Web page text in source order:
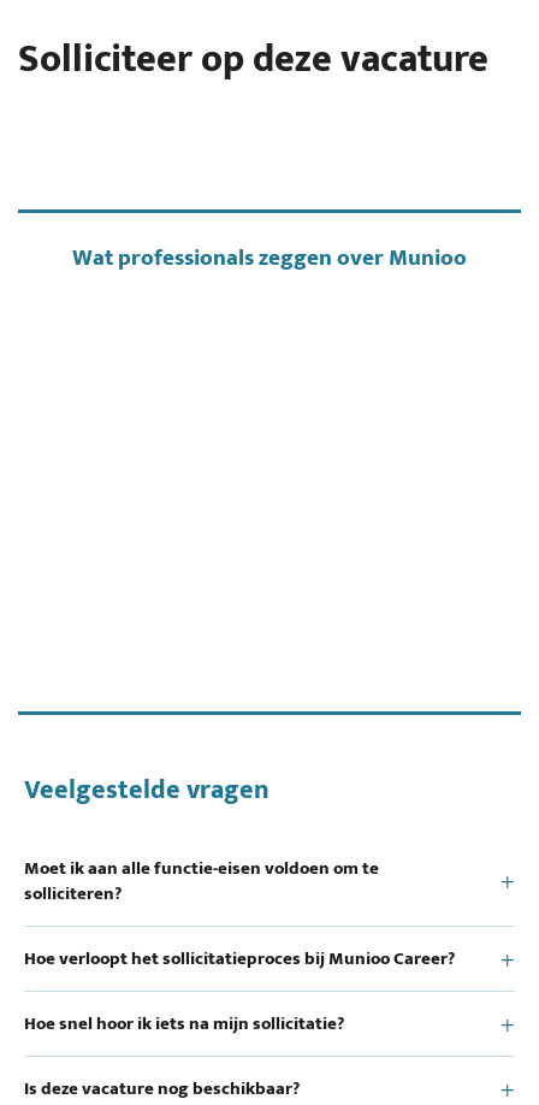
Solliciteer op deze vacature
Wat professionals zeggen over Munioo
Veelgestelde vragen
Moet ik aan alle functie-eisen voldoen om te
solliciteren?
Hoe verloopt het sollicitatieproces bij Munioo Career?
Hoe snel hoor ik iets na mijn sollicitatie?
Is deze vacature nog beschikbaar?